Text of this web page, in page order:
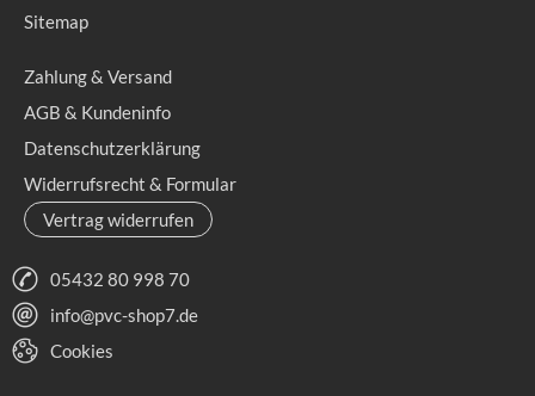
Sitemap
Zahlung & Versand
AGB & Kundeninfo
Datenschutzerklärung
Widerrufsrecht & Formular
Vertrag widerrufen
05432 80 998 70
info@pvc-shop7.de
Cookies